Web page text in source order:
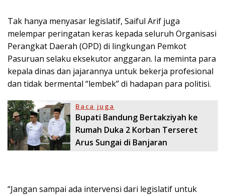
Tak hanya menyasar legislatif, Saiful Arif juga
melempar peringatan keras kepada seluruh Organisasi
Perangkat Daerah (OPD) di lingkungan Pemkot
Pasuruan selaku eksekutor anggaran. Ia meminta para
kepala dinas dan jajarannya untuk bekerja profesional
dan tidak bermental “lembek” di hadapan para politisi.
Baca juga
Bupati Bandung Bertakziyah ke
Rumah Duka 2 Korban Terseret
Arus Sungai di Banjaran
“Jangan sampai ada intervensi dari legislatif untuk